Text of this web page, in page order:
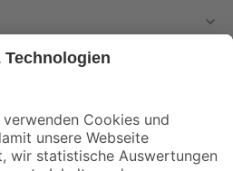
und Aktionen mehr verpassen!